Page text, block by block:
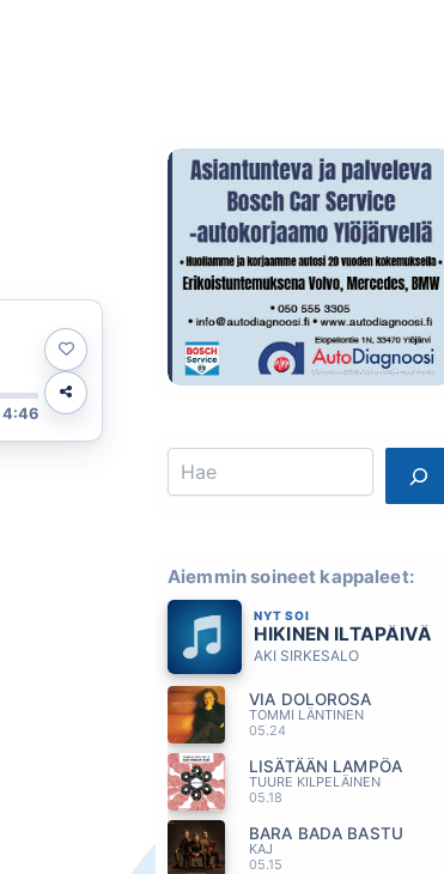
4:46
Search
Aiemmin soineet kappaleet:
NYT SOI
HIKINEN ILTAPÄIVÄ
AKI SIRKESALO
VIA DOLOROSA
TOMMI LÄNTINEN
05.24
LISÄTÄÄN LAMPÖA
TUURE KILPELÄINEN
05.18
BARA BADA BASTU
KAJ
05.15